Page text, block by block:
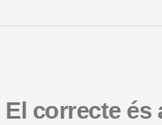
El correcte és